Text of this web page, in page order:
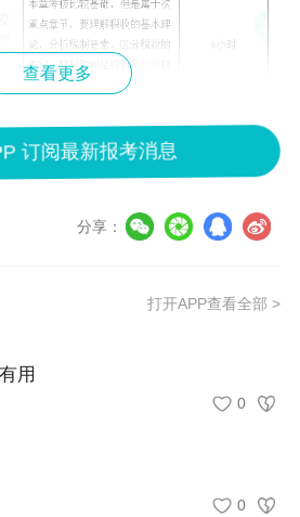
查看更多
订阅最新报考消息
分享：
打开APP查看全部 >
用
0
0